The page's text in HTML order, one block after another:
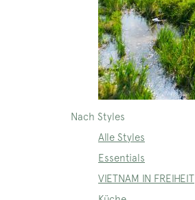
Nach Styles
Alle Styles
Essentials
VIETNAM IN FREIHEIT